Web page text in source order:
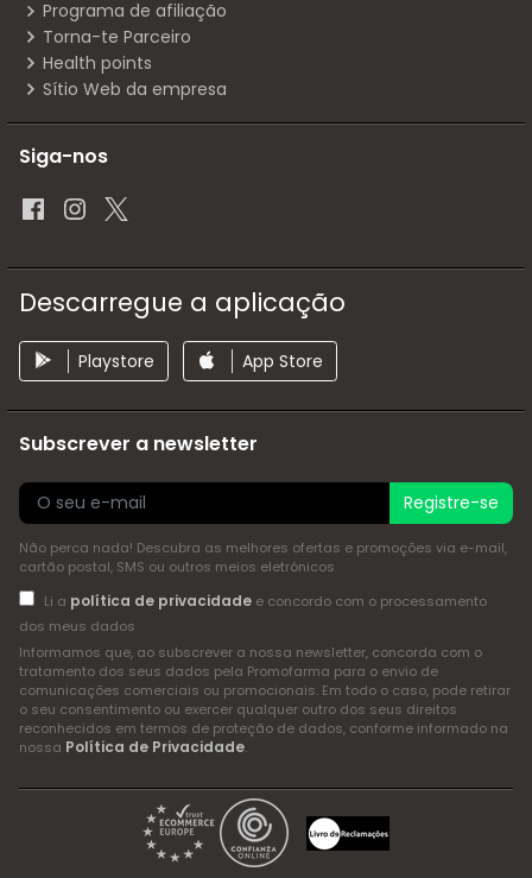
Programa de afiliação
Torna-te Parceiro
Health points
Sítio Web da empresa
Siga-nos
Descarregue a aplicação
Playstore App Store
Subscrever a newsletter
Registre-se
Não perca nada! Descubra as melhores ofertas e promoções via e-mail,
cartão postal, SMS ou outros meios eletrónicos
Li a política de privacidadee concordo com o processamento
dos meus dados
Informamos que, ao subscrever a nossa newsletter, concorda com o
tratamento dos seus dados pela Promofarma para o envio de
comunicações comerciais ou promocionais. Em todo o caso, pode retirar
o seu consentimento ou exercer qualquer outro dos seus direitos
reconhecidos em termos de proteção de dados, conforme informado na
nossa Política de Privacidade.